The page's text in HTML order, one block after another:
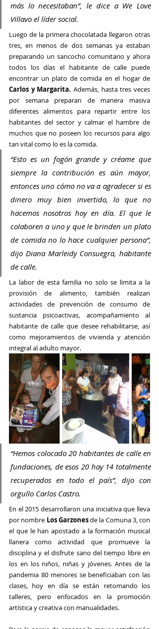
más lo necesitaban”, le dice a We Love
Villavo el líder social.
Luego de la primera chocolatada llegaron otras
tres, en menos de dos semanas ya estaban
preparando un sancocho comunitario y ahora
todos los días el habitante de calle puede
Carlos y Margarita. Además, hasta tres veces
por semana preparan de manera masiva
diferentes alimentos para repartir entre los
habitantes del sector y calmar el hambre de
muchos que no poseen los recursos para algo
tan vital como lo es la comida.
“Esto es un fogón grande y créame que
siempre la contribución es aún mayor,
entonces uno cómo no va a agradecer si es
dinero muy bien invertido, lo que no
hacemos nosotros hoy en día. El que le
colaboren a uno y que le brinden un plato
de comida no lo hace cualquier persona”,
dijo Diana Marleidy Consuegra, habitante
de calle.
La labor de esta familia no solo se limita a la
provisión de alimento, también realizan
actividades de prevención de consumo de
sustancia psicoactivas, acompañamiento al
habitante de calle que desee rehabilitarse, así
como mejoramientos de vivienda y atención
integral al adulto mayor.
“Hemos colocado 20 habitantes de calle en
fundaciones, de esos 20 hay 14 totalmente
recuperados en todo el país”, dijo con
orgullo Carlos Castro.
En el 2015 desarrollaron una iniciativa que lleva
por nombre Los Garzones de la Comuna 3, con
el que le han apostado a la formación musical
llanera como actividad que promueve la
disciplina y el disfrute sano del tiempo libre en
los en los niños, niñas y jóvenes. Antes de la
pandemia 80 menores se beneficiaban con las
clases, hoy en día se están retomando los
talleres, pero enfocados en la promoción
artística y creativa con manualidades.